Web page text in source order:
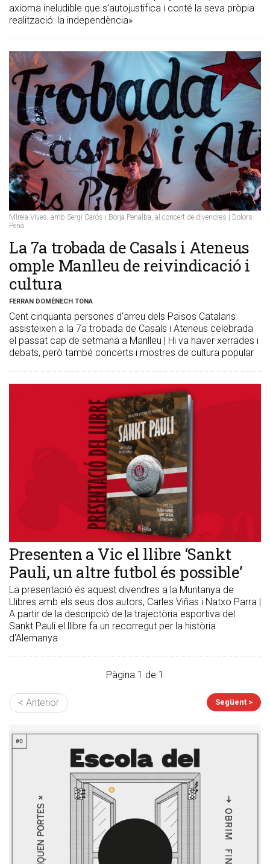
axioma ineludible que s’autojustifica i conté la seva pròpia
realització: la independència»
MIreia Vives, amb Sergi Carós i Borja Penalba, al concert de divendres | Dolors
Pena
​La 7a trobada de Casals i Ateneus
omple Manlleu de reivindicació i
cultura
FERRAN DOMÈNECH TONA
Cent cinquanta persones d'arreu dels Països Catalans
assisteixen a la 7a trobada de Casals i Ateneus celebrada
el passat cap de setmana a Manlleu | Hi va haver xerrades i
debats, però també concerts i mostres de cultura popular
​Presenten a Vic el llibre ‘Sankt
Pauli, un altre futbol és possible’
La presentació és aquest divendres a la Muntanya de
Llibres amb els seus dos autors, Carles Viñas i Natxo Parra |
A partir de la descripció de la trajectòria esportiva del
Sankt Pauli el llibre fa un recorregut per la història
d’Alemanya
Pàgina 1 de 1
< Anterior Següent >